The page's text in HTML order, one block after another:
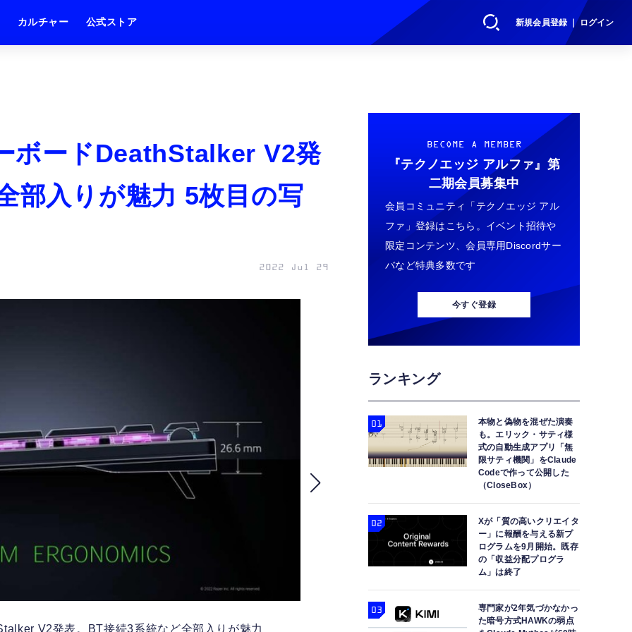
新規会員登録 ｜ ログイン
カルチャー 公式ストア
ボードDeathStalker V2発
部入りが魅力 5枚目の写
2022 Jul 29
V2発表。BT接続3系統など全部入りが魅力 Razer初、薄型光学キーボード
BECOME A MEMBER
『テクノエッジ アルファ』 第
二期会員募集中
会員コミュニティ「テクノエッジ アル
ファ」登録はこちら。イベント招待や
限定コンテンツ、会員専用Discordサー
バなど特典多数です
今すぐ登録
ランキング
本物と偽物を混ぜた演奏
も。エリック・サティ様
式の自動生成アプリ「無
限サティ機関」をClaude
Codeで作って公開した
（CloseBox）
Xが「質の高いクリエイタ
ー」に報酬を与える新プ
ログラムを9月開始。既存
の「収益分配プログラ
ム」は終了
専門家が2年気づかなかっ
た暗号方式HAWKの弱点